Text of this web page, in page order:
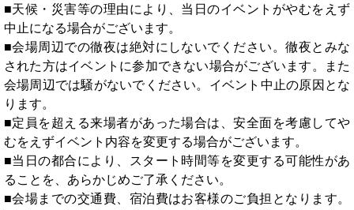
■天候・災害等の理由により、当日のイベントがやむをえず
中止になる場合がございます。
■会場周辺での徹夜は絶対にしないでください。徹夜とみな
された方はイベントに参加できない場合がございます。また
会場周辺では騒がないでください。イベント中止の原因とな
ります。
■定員を超える来場者があった場合は、安全面を考慮してや
むをえずイベント内容を変更する場合がございます。
■当日の都合により、スタート時間等を変更する可能性があ
ることを、あらかじめご了承ください。
■会場までの交通費、宿泊費はお客様のご負担となります。